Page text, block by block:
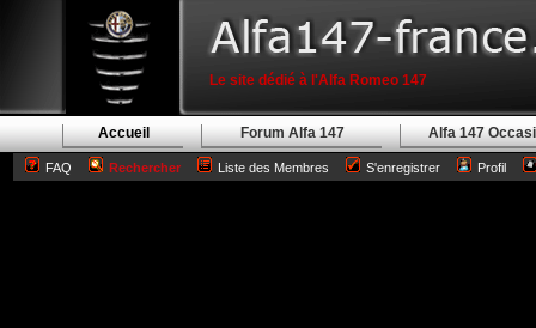
Le site dédié à l'Alfa Romeo 147
Accueil Forum Alfa 147 Alfa 147
FAQ Rechercher Liste des Membres S'enregistrer Profil